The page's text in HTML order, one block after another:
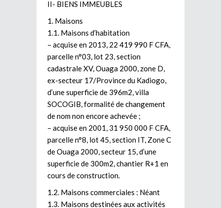
II- BIENS IMMEUBLES
1. Maisons
1.1. Maisons d’habitation
– acquise en 2013, 22 419 990 F CFA,
parcelle n°03, lot 23, section
cadastrale XV, Ouaga 2000, zone D,
ex-secteur 17/Province du Kadiogo,
d’une superficie de 396m2, villa
SOCOGIB, formalité de changement
de nom non encore achevée ;
– acquise en 2001, 31 950 000 F CFA,
parcelle n°8, lot 45, section IT, Zone C
de Ouaga 2000, secteur 15, d’une
superficie de 300m2, chantier R+1 en
cours de construction.
1.2. Maisons commerciales : Néant
1.3. Maisons destinées aux activités